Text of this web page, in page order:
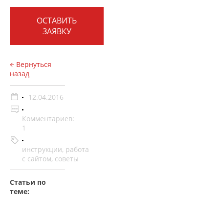
ОСТАВИТЬ
ЗАЯВКУ
Вернуться
назад
12.04.2016
Комментариев:
1
инструкции, работа
с сайтом, советы
Статьи по
теме: